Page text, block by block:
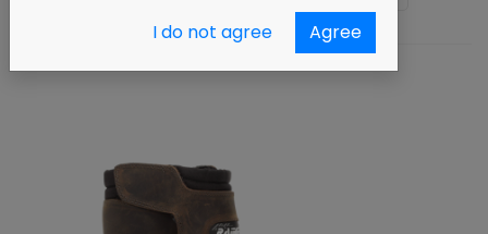
I do not agree Agree